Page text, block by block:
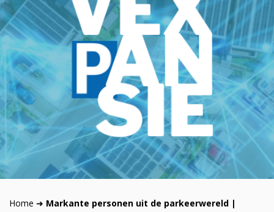
Home ➜ Markante personen uit de parkeerwereld |